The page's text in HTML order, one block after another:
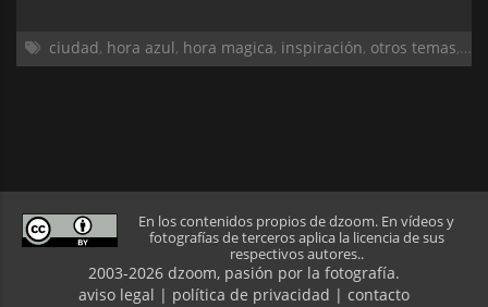
ciudad, hora azul, hora magica, inspiración, otros temas,
En los contenidos propios de dzoom. En vídeos y
fotografías de terceros aplica la licencia de sus
respectivos autores..
2003-2026 dzoom, pasión por la fotografía.
aviso legal | política de privacidad | contacto